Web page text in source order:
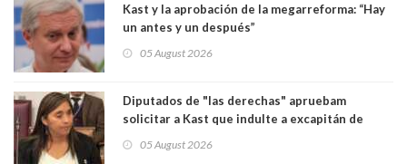
Kast y la aprobación de la megarreforma: “Hay
un antes y un después”
05 August 2026
Diputados de "las derechas" apruebam
solicitar a Kast que indulte a excapitán de
senadora Fabiola Campillai
05 August 2026